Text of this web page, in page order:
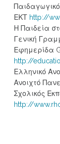
Παιδαγωγικό
ΕΚΤ http://
Η Παιδεία
Γενική
Εφημερίδα
http://
Ελληνικό
Ανοιχτό
Σχολικός
http://